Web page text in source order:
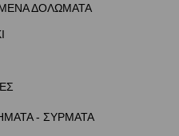
ΔΟΛΩΜΑΤΑ
- ΣΥΡΜΑΤΑ